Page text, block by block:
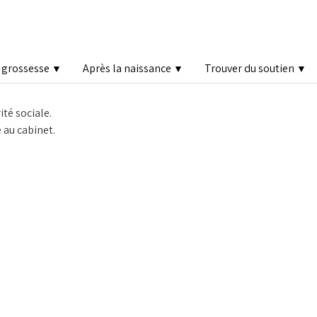
▼ Après la naissance ▼ Trouver du soutien ▼
sociale.
cabinet.